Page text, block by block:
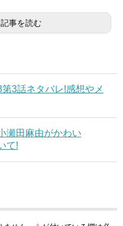
記事を読む
3話ネタバレ!感想やメ
瀬田麻由がかわい
て!